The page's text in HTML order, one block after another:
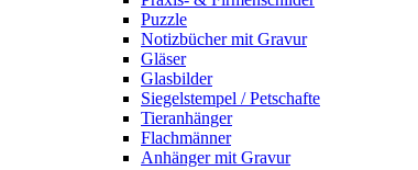
Puzzle
Notizbücher mit Gravur
Gläser
Glasbilder
Siegelstempel / Petschafte
Tieranhänger
Flachmänner
Anhänger mit Gravur